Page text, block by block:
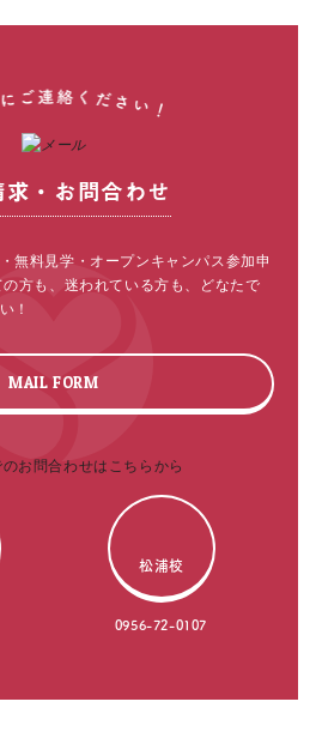
・お問合わせ
無料見学・オープンキャンパス参加申
の方も、迷われている方も、どなたで
！
MAIL FORM
松浦校
0956-72-0107